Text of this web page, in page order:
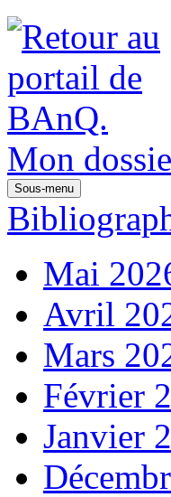
Mon
Sous-menu
Mai
Avril
Mars
Février
Janvier